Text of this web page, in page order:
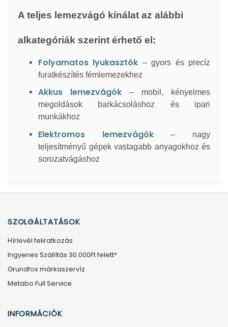
A teljes lemezvágó kínálat az alábbi
alkategóriák szerint érhető el:
Folyamatos lyukasztók – gyors és precíz
furatkészítés fémlemezekhez
Akkus lemezvágók – mobil, kényelmes
megoldások barkácsoláshoz és ipari
munkákhoz
Elektromos lemezvágók– nagy
teljesítményű gépek vastagabb anyagokhoz és
sorozatvágáshoz
SZOLGÁLTATÁSOK
Hírlevél feliratkozás
Ingyenes Szállítás 30.000Ft felett*
Grundfos márkaszervíz
Metabo Full Service
INFORMÁCIÓK